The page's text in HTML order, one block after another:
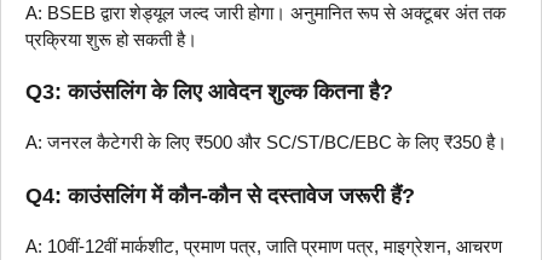
A: BSEB द्वारा शेड्यूल जल्द जारी होगा। अनुमानित रूप से अक्टूबर अंत तक
प्रक्रिया शुरू हो सकती है।
Q3: काउंसलिंग के लिए आवेदन शुल्क कितना है?
A: जनरल कैटेगरी के लिए ₹500 और SC/ST/BC/EBC के लिए ₹350 है।
Q4: काउंसलिंग में कौन-कौन से दस्तावेज जरूरी हैं?
A: 10वीं-12वीं मार्कशीट, प्रमाण पत्र, जाति प्रमाण पत्र, माइग्रेशन, आचरण